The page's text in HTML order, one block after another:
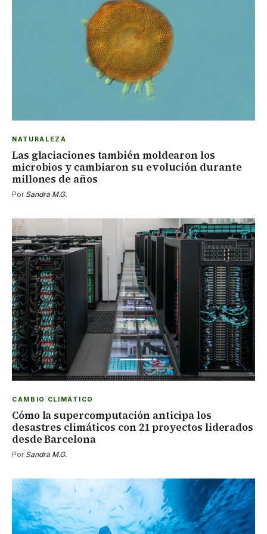
NATURALEZA
Las glaciaciones también moldearon los
microbios y cambiaron su evolución durante
millones de años
Por Sandra M.G.
CAMBIO CLIMÁTICO
Cómo la supercomputación anticipa los
desastres climáticos con 21 proyectos liderados
desde Barcelona
Por Sandra M.G.